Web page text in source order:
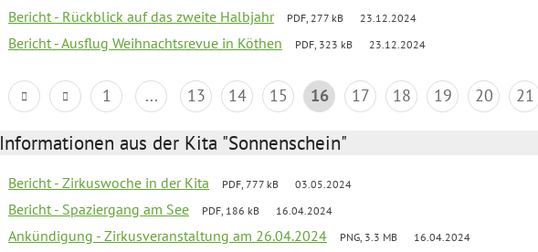
Bericht - Rückblick auf das zweite Halbjahr PDF, 277 kB 23.12.2024
Bericht - Ausflug Weihnachtsrevue in Köthen PDF, 323 kB 23.12.2024
1 ... 13 14 15 16 17 18 19 20 21
Informationen aus der Kita "Sonnenschein"
Bericht - Zirkuswoche in der Kita PDF, 777 kB 03.05.2024
Bericht - Spaziergang am See PDF, 186 kB 16.04.2024
Ankündigung - Zirkusveranstaltung am 26.04.2024 PNG, 3.3 MB 16.04.2024